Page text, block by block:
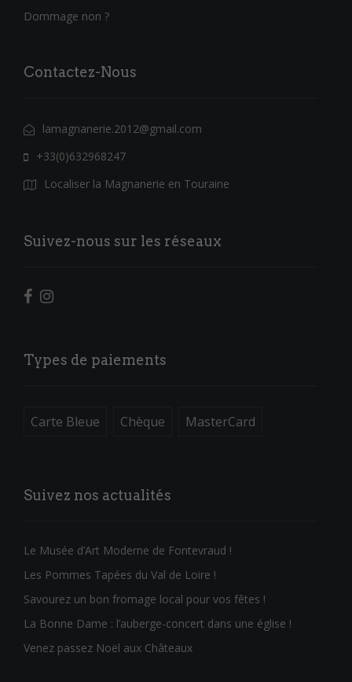
Dommage non ?
Contactez-Nous
lamagnanerie.2012@gmail.com
+33(0)632968247
Localiser la Magnanerie en Touraine
Suivez-nous sur les réseaux
Types de paiements
Carte Bleue Chèque MasterCard
Suivez nos actualités
Le Musée d’Art Moderne de Fontevraud !
Les Pommes Tapées du Val de Loire !
Savourez un bon fromage local pour vos fêtes !
La Bonne Dame : l’auberge-concert dans une église !
Venez passez Noël aux Châteaux